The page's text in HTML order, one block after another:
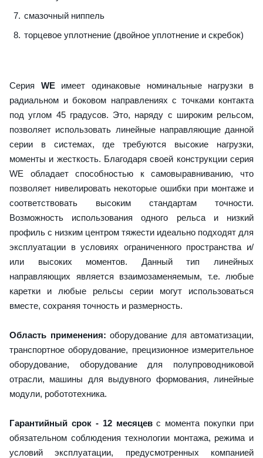
смазочный ниппель
торцевое уплотнение (двойное уплотнение и скребок)
Серия WEимеет одинаковые номинальные нагрузки в
радиальном и боковом направлениях с точками контакта
под углом 45 градусов. Это, наряду с широким рельсом,
позволяет использовать линейные направляющие данной
серии в системах, где требуются высокие нагрузки,
моменты и жесткость. Благодаря своей конструкции серия
WE обладает способностью к самовыравниванию, что
позволяет нивелировать некоторые ошибки при монтаже и
соответствовать высоким стандартам точности.
Возможность использования одного рельса и низкий
профиль с низким центром тяжести идеально подходят для
эксплуатации в условиях ограниченного пространства и/
или высоких моментов. Данный тип линейных
направляющих является взаимозаменяемым, т.е. любые
каретки и любые рельсы серии могут использоваться
вместе, сохраняя точность и размерность.
Область применения: оборудование для автоматизации,
транспортное оборудование, прецизионное измерительное
оборудование, оборудование для полупроводниковой
отрасли, машины для выдувного формования, линейные
модули, робототехника.
Гарантийный срок - 12 месяцевс момента покупки при
обязательном соблюдения технологии монтажа, режима и
условий эксплуатации, предусмотренных компанией